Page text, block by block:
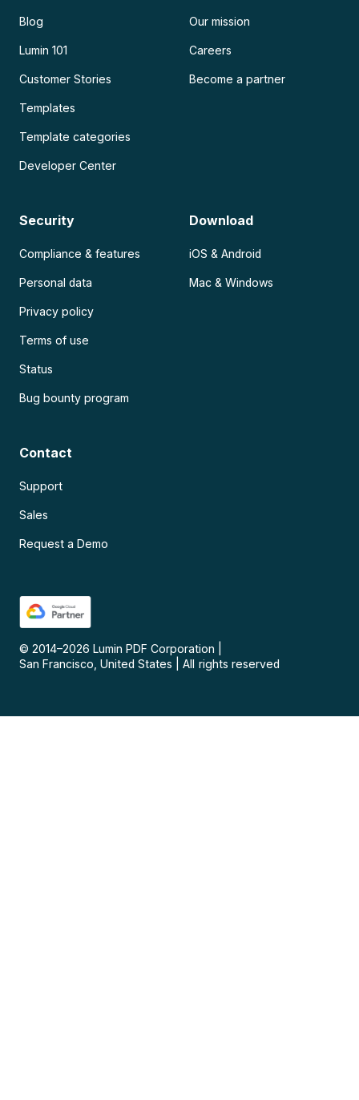
Blog
Lumin 101
Customer Stories
Templates
Template categories
Developer Center
Our mission
Careers
Become a partner
Security
Compliance & features
Personal data
Privacy policy
Terms of use
Status
Bug bounty program
Download
iOS & Android
Mac & Windows
Contact
Support
Sales
Request a Demo
© 2014–2026 Lumin PDF Corporation
San Francisco, United States
All rights reserved